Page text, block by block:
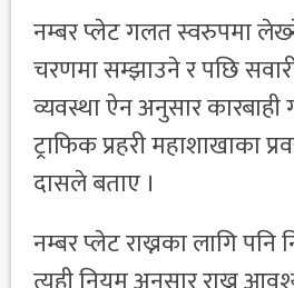
नम्बर प्लेट गलत स्वरुपमा
चरणमा सम्झाउने र पछि
व्यवस्था ऐन अनुसार कारबाही
ट्राफिक प्रहरी महाशाखाका
दासले बताए ।
नम्बर प्लेट राख्नका लागि पनि